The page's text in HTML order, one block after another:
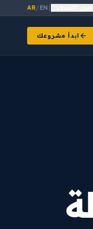
EN
/
AR
ابدأ مشروعك